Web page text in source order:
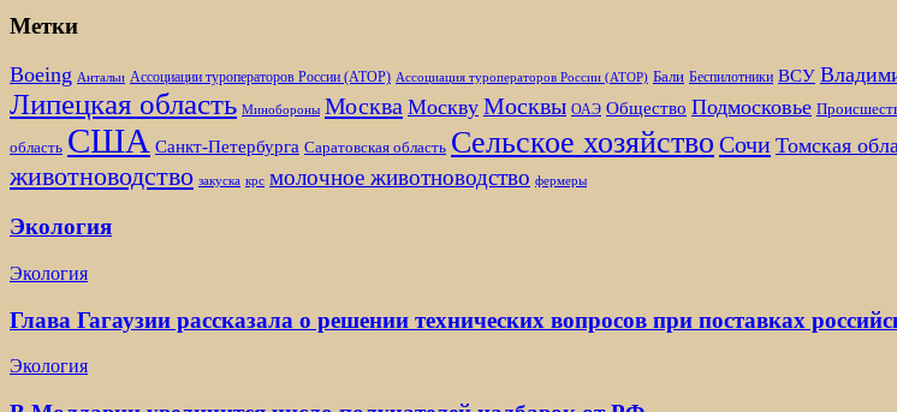
Метки
Boeing Антальи Ассоциации туроператоров России (АТОР) Ассоциация туроператоров России (АТОР) Бали Беспилотники ВСУ
Липецкая область Минобороны Москва Москву Москвы ОАЭ Общество Подмосковье
область США Санкт-Петербурга Саратовская область Сельское хозяйство Сочи Томская
животноводство закуска крс молочное животноводство фермеры
Экология
Экология
Глава Гагаузии рассказала о решении технических вопросов при поставках
Экология